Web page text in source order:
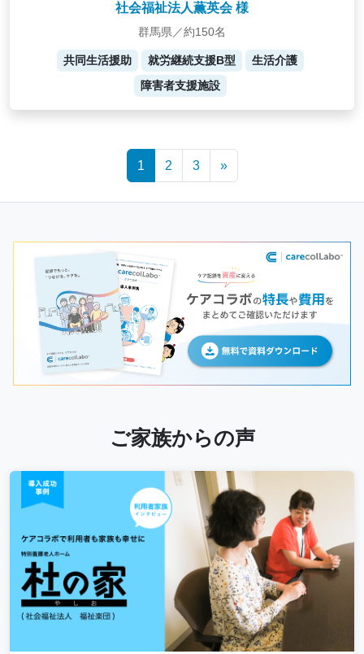
社会福祉法人薫英会 様
群馬県／約150名
共同生活援助 就労継続支援B型
生活介護
障害者支援施設
1 2 3 »
ご家族からの声